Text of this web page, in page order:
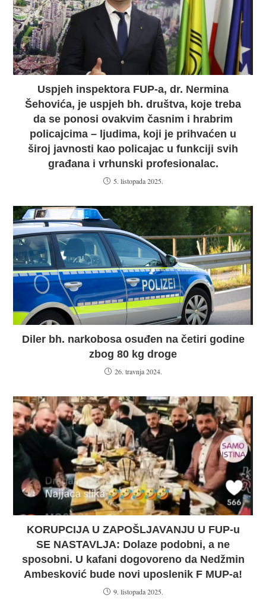
Uspjeh inspektora FUP-a, dr. Nermina
Šehovića, je uspjeh bh. društva, koje treba
da se ponosi ovakvim časnim i hrabrim
policajcima – ljudima, koji je prihvaćen u
široj javnosti kao policajac u funkciji svih
građana i vrhunski profesionalac.
5. listopada 2025.
Diler bh. narkobosa osuđen na četiri godine
zbog 80 kg droge
26. travnja 2024.
KORUPCIJA U ZAPOŠLJAVANJU U FUP-u
SE NASTAVLJA: Dolaze podobni, a ne
sposobni. U kafani dogovoreno da Nedžmin
Ambesković bude novi uposlenik F MUP-a!
9. listopada 2025.